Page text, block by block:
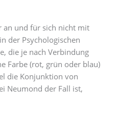
an und für sich nicht mit
der Psychologischen
die je nach Verbindung
Farbe (rot, grün oder blau)
die Konjunktion von
Neumond der Fall ist,